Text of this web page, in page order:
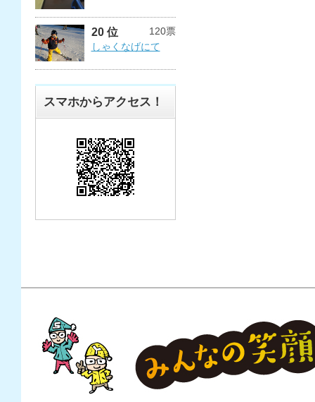
20 位
120票
しゃくなげにて
スマホからアクセス！